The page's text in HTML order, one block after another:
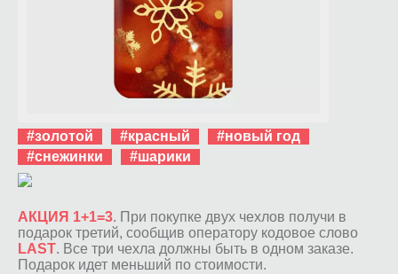
#золотой #красный
#новый год
#снежинки
#шарики
АКЦИЯ 1+1=3. При покупке двух чехлов получи в
подарок третий, сообщив оператору кодовое слово
LAST. Все три чехла должны быть в одном заказе.
Подарок идет меньший по стоимости.